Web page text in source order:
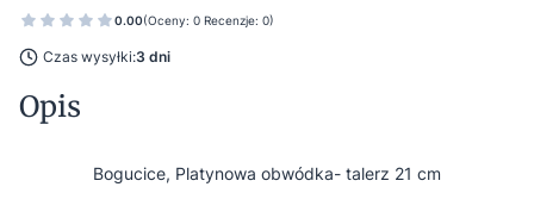
0.00(Oceny: 0 Recenzje: 0)
Czas wysyłki:3 dni
Opis
Bogucice, Platynowa obwódka- talerz 21 cm